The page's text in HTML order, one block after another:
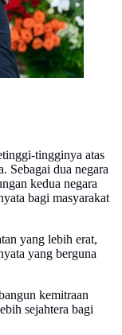
tingginya atas
Sebagai dua negara
kedua negara
bagi masyarakat
yang lebih erat,
yang berguna
kemitraan
sejahtera bagi